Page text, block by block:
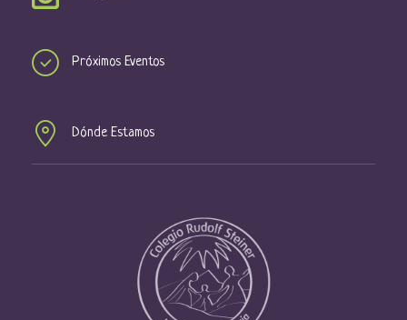
Próximos Eventos
Dónde Estamos